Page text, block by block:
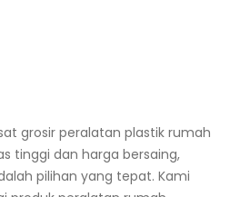
grosir peralatan plastik rumah
tinggi dan harga bersaing,
pilihan yang tepat. Kami